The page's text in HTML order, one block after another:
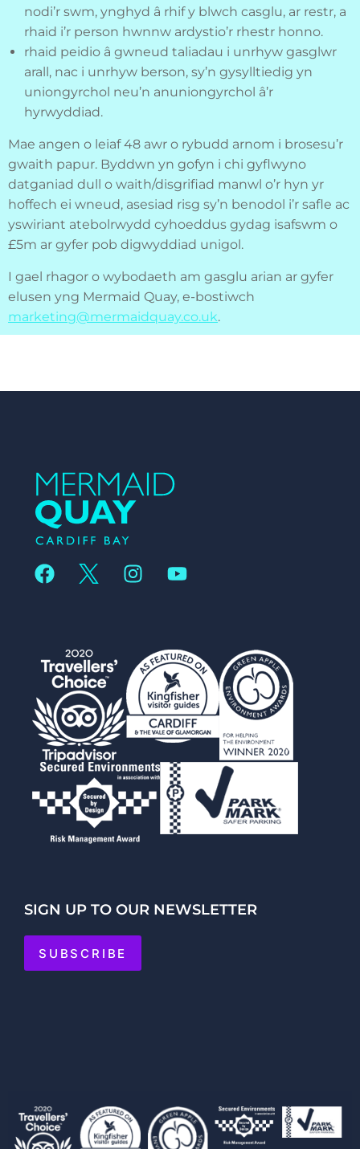
nodi’r swm, ynghyd â rhif y blwch casglu, ar restr, a
rhaid i’r person hwnnw ardystio’r rhestr honno.
rhaid peidio â gwneud taliadau i unrhyw gasglwr
arall, nac i unrhyw berson, sy’n gysylltiedig yn
uniongyrchol neu’n anuniongyrchol â’r
hyrwyddiad.
Mae angen o leiaf 48 awr o rybudd arnom i brosesu’r
gwaith papur. Byddwn yn gofyn i chi gyflwyno
datganiad dull o waith/disgrifiad manwl o’r hyn yr
hoffech ei wneud, asesiad risg sy’n benodol i’r safle ac
yswiriant atebolrwydd cyhoeddus gydag isafswm o
£5m ar gyfer pob digwyddiad unigol.
I gael rhagor o wybodaeth am gasglu arian ar gyfer
elusen yng Mermaid Quay, e-bostiwch
marketing@mermaidquay.co.uk.
SIGN UP TO OUR NEWSLETTER
SUBSCRIBE